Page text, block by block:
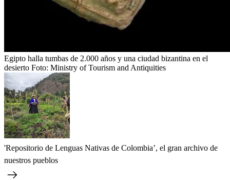
Egipto halla tumbas de 2.000 años y una ciudad bizantina en el
desierto Foto: Ministry of Tourism and Antiquities
'Repositorio de Lenguas Nativas de Colombia’, el gran archivo de
nuestros pueblos